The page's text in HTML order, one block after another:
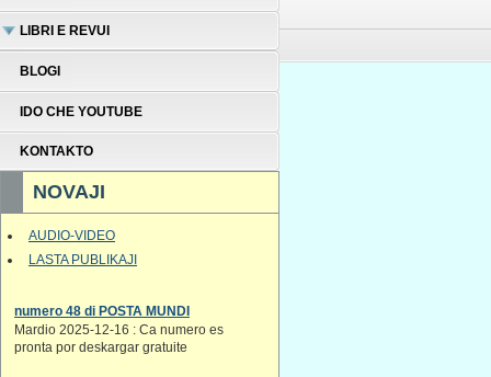
LIBRI E REVUI
BLOGI
IDO CHE YOUTUBE
KONTAKTO
NOVAJI
AUDIO-VIDEO
LASTA PUBLIKAJI
numero 48 di POSTA MUNDI
Mardio 2025-12-16 : Ca numero es
pronta por deskargar gratuite